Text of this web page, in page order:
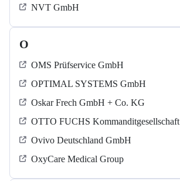
NVT GmbH
O
OMS Prüfservice GmbH
OPTIMAL SYSTEMS GmbH
Oskar Frech GmbH + Co. KG
OTTO FUCHS Kommanditgesellschaft
Ovivo Deutschland GmbH
OxyCare Medical Group